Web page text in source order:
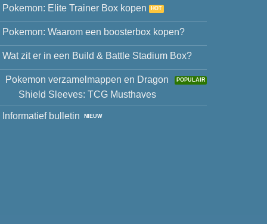
Pokemon: Elite Trainer Box kopen
Pokemon: Waarom een boosterbox kopen?
Wat zit er in een Build & Battle Stadium Box?
Pokemon verzamelmappen en Dragon
Shield Sleeves: TCG Musthaves
Informatief bulletin